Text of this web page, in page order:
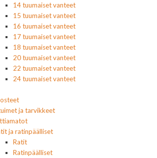
14 tuumaiset vanteet
15 tuumaiset vanteet
16 tuumaiset vanteet
17 tuumaiset vanteet
18 tuumaiset vanteet
20 tuumaiset vanteet
22 tuumaiset vanteet
24 tuumaiset vanteet
ja tarvikkeet
ja ratinpäälliset
Ratit
Ratinpäälliset